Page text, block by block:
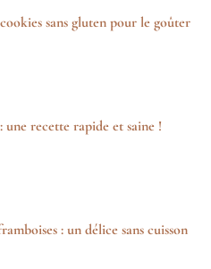
sans gluten pour le goûter
une recette rapide et saine !
: un délice sans cuisson